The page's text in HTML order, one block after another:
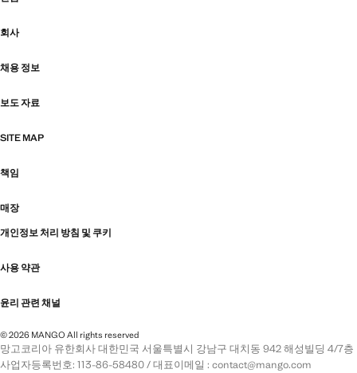
회사
채용 정보
보도 자료
SITE MAP
책임
매장
개인정보 처리 방침 및 쿠키
사용 약관
윤리 관련 채널
© 2026 MANGO All rights reserved
망고코리아 유한회사 대한민국 서울특별시 강남구 대치동 942 해성빌딩 4/7층
사업자등록번호: 113-86-58480 / 대표이메일 : contact@mango.com